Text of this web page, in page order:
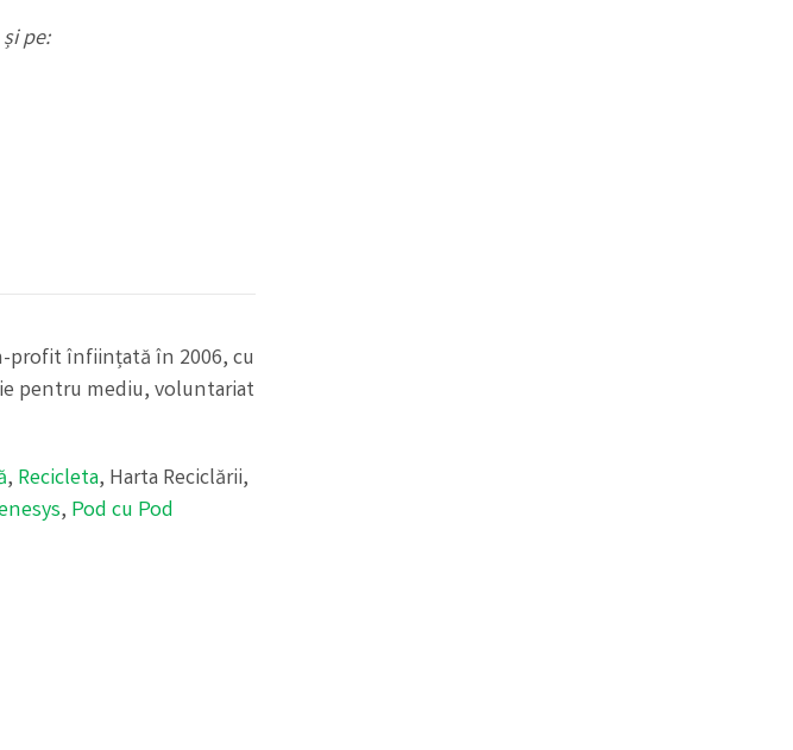
pe:
profit înființată în 2006, cu
pentru mediu, voluntariat
, Recicleta, Harta Reciclării,
, Pod cu Pod